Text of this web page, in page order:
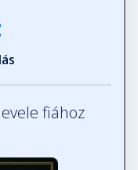
fiához